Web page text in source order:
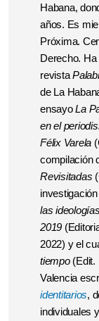
Habana,
años. Es
Próxima.
Derecho. Ha
revista
de La
ensayoLa
en el
Félix Varela
compilación
Revisitadas
las
2019
2022) y el
tiempo(Edit.
Valencia
identitarios,
individuales